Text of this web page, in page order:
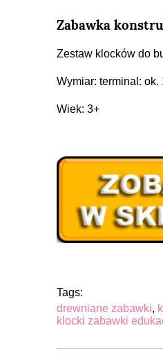
Zabawka
Zestaw klocków do
Wymiar: terminal: ok.
Wiek: 3+
Tags:
drewniane zabawki,
klocki zabawki